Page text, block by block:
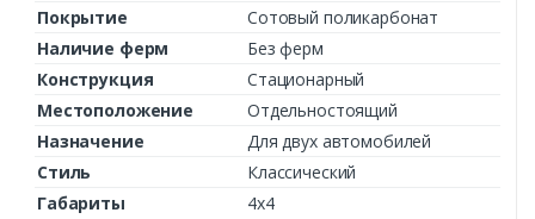
Покрытие
Сотовый поликарбонат
Наличие ферм
Без ферм
Конструкция
Стационарный
Местоположение
Отдельностоящий
Назначение
Для двух автомобилей
Стиль
Классический
Габариты
4х4